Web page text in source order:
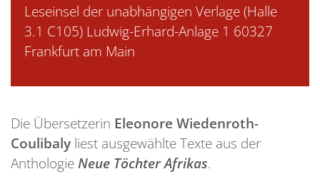
Leseinsel der unabhängigen Verlage (Halle
3.1 C105) Ludwig-Erhard-Anlage 1 60327
Frankfurt am Main
Die Übersetzerin Eleonore Wiedenroth-
Coulibaly liest ausgewählte Texte aus der
AnthologieNeue Töchter Afrikas.